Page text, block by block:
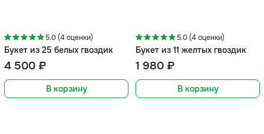
5.0 (4 оценки)
Букет из 25 белых гвоздик
4 500 ₽
В корзину
5.0 (4 оценки)
Букет из 11 желтых гвоздик
1 980 ₽
В корзину